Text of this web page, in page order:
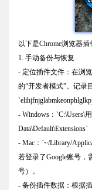
以下是Chrome浏览器
1. 手动备份与恢复
- 定位插件文件：在浏
的“开发者模式”。记录
- Windows：`C:\Users\
Data\Default\Extensions`
- Mac：`~/Library/
若登录了Google账号，
号）。
- 备份插件数据：根据